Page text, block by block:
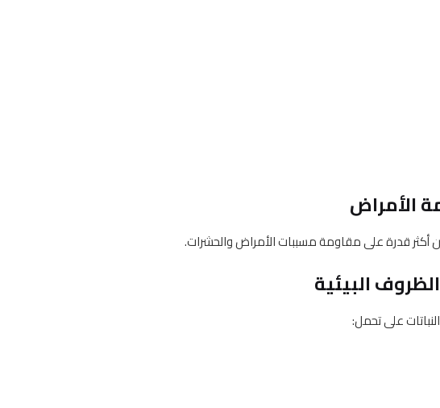
أكثر قدرة على مقاومة مسببات الأمراض والحشرات.
على تحمل: